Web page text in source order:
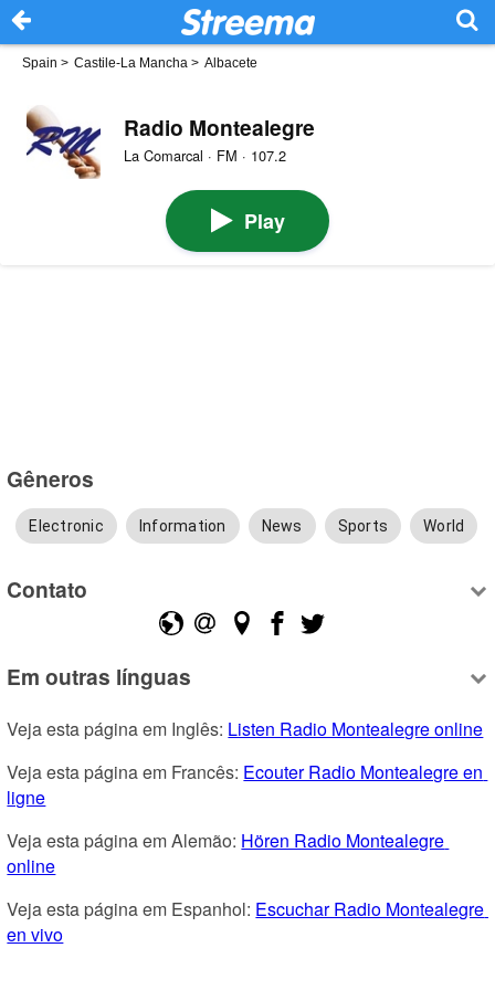
Spain > Castile-La Mancha > Albacete
Radio Montealegre
La Comarcal · FM · 107.2
Play
Gêneros
Electronic Information News Sports World
Contato
Em outras línguas
Veja esta página em Inglês: Listen Radio Montealegre online
Veja esta página em Francês: Ecouter Radio Montealegre en
ligne
Veja esta página em Alemão: Hören Radio Montealegre
online
Veja esta página em Espanhol: Escuchar Radio Montealegre
en vivo